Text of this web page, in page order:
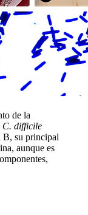
de la
C. difficile
B, su principal
aunque es